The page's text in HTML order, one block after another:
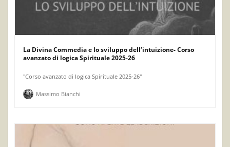
La Divina Commedia e lo sviluppo dell’intuizione- Corso
avanzato di logica Spirituale 2025-26
"Corso avanzato di logica Spirituale 2025-26"
Massimo Bianchi